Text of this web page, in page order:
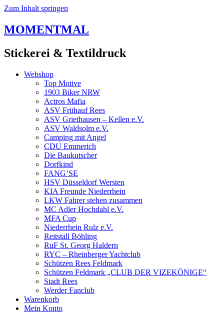
Zum Inhalt springen
MOMENTMAL
Stickerei & Textildruck
Webshop
Top Motive
1903 Biker NRW
Actros Mafia
ASV Frühauf Rees
ASV Griethausen – Kellen e.V.
ASV Waldsolm e.V.
Camping mit Angel
CDU Emmerich
Die Baukutscher
Dorfkind
FANG’SE
HSV Düsseldorf Wersten
KIA Freunde Niederrhein
LKW Fahrer stehen zusammen
MC Adler Hochdahl e.V.
MFA Cup
Niederrhein Rulz e.V.
Reitstall Böhling
RuF St. Georg Haldern
RYC – Rheinberger Yachtclub
Schützen Rees Feldmark
Schützen Feldmark „CLUB DER VIZEKÖNIGE“
Stadt Rees
Werder Fanclub
Warenkorb
Mein Konto